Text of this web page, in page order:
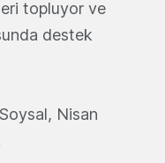
topluyor ve
destek
Nisan